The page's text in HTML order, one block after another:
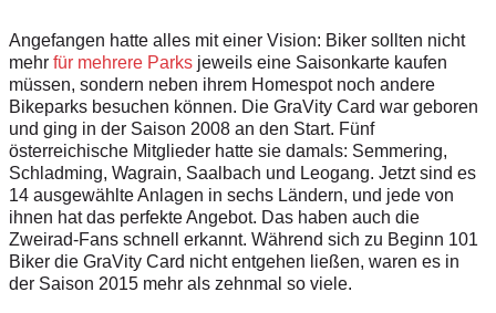
Angefangen hatte alles mit einer Vision: Biker sollten nicht
mehr für mehrere Parks jeweils eine Saisonkarte kaufen
müssen, sondern neben ihrem Homespot noch andere
Bikeparks besuchen können. Die GraVity Card war geboren
und ging in der Saison 2008 an den Start. Fünf
österreichische Mitglieder hatte sie damals: Semmering,
Schladming, Wagrain, Saalbach und Leogang. Jetzt sind es
14 ausgewählte Anlagen in sechs Ländern, und jede von
ihnen hat das perfekte Angebot. Das haben auch die
Zweirad-Fans schnell erkannt. Während sich zu Beginn 101
Biker die GraVity Card nicht entgehen ließen, waren es in
der Saison 2015 mehr als zehnmal so viele.